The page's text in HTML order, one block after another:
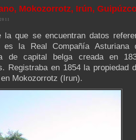
Mokozorrotz, Irún,
la que se encuentran datos
es la Real Compañía Asturiana
de capital belga creada en
Registraba en 1854 la propiedad
Mokozorrotz (Irun).